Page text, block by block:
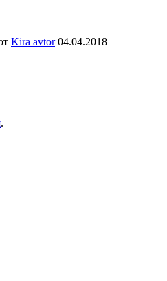
Kira avtor 04.04.2018
.